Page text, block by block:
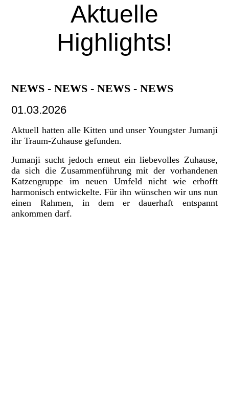
Aktuelle
Highlights!
NEWS - NEWS - NEWS - NEWS
01.03.2026
Aktuell hatten alle Kitten und unser Youngster Jumanji
ihr Traum-Zuhause gefunden.
Jumanji sucht jedoch erneut ein liebevolles Zuhause,
da sich die Zusammenführung mit der vorhandenen
Katzengruppe im neuen Umfeld nicht wie erhofft
harmonisch entwickelte. Für ihn wünschen wir uns nun
einen Rahmen, in dem er dauerhaft entspannt
ankommen darf.